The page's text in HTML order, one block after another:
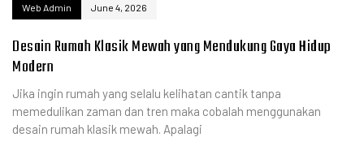
Web Admin June 4, 2026
Desain Rumah Klasik Mewah yang Mendukung Gaya Hidup
Modern
Jika ingin rumah yang selalu kelihatan cantik tanpa
memedulikan zaman dan tren maka cobalah menggunakan
desain rumah klasik mewah. Apalagi